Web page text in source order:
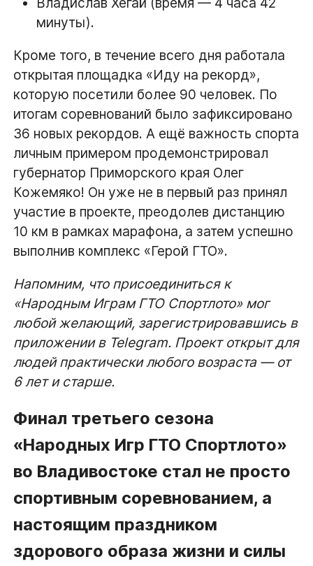
минуты).
Кроме того, в течение всего дня работала
открытая площадка «Иду на рекорд»,
которую посетили более 90 человек. По
итогам соревнований было зафиксировано
36 новых рекордов. А ещё важность спорта
личным примером продемонстрировал
губернатор Приморского края Олег
Кожемяко! Он уже не в первый раз принял
участие в проекте, преодолев дистанцию
10 км в рамках марафона, а затем успешно
выполнив комплекс «Герой ГТО».
Напомним, что присоединиться к
«Народным Играм ГТО Спортлото» мог
любой желающий, зарегистрировавшись в
приложении в Telegram. Проект открыт для
людей практически любого возраста — от
6 лет и старше.
Финал третьего сезона
«Народных Игр ГТО Спортлото»
во Владивостоке стал не просто
спортивным соревнованием, а
настоящим праздником
здорового образа жизни и силы